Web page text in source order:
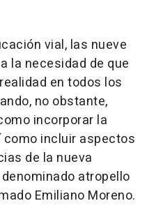
vial, las nueve
la necesidad de que
en todos los
no obstante,
incorporar la
incluir aspectos
de la nueva
atropello
Emiliano Moreno.